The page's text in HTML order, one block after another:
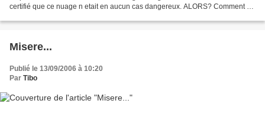
certifié que ce nuage n etait en aucun cas dangereux. ALORS? Comment se
Misere...
Publié le 13/09/2006 à 10:20
Par Tibo